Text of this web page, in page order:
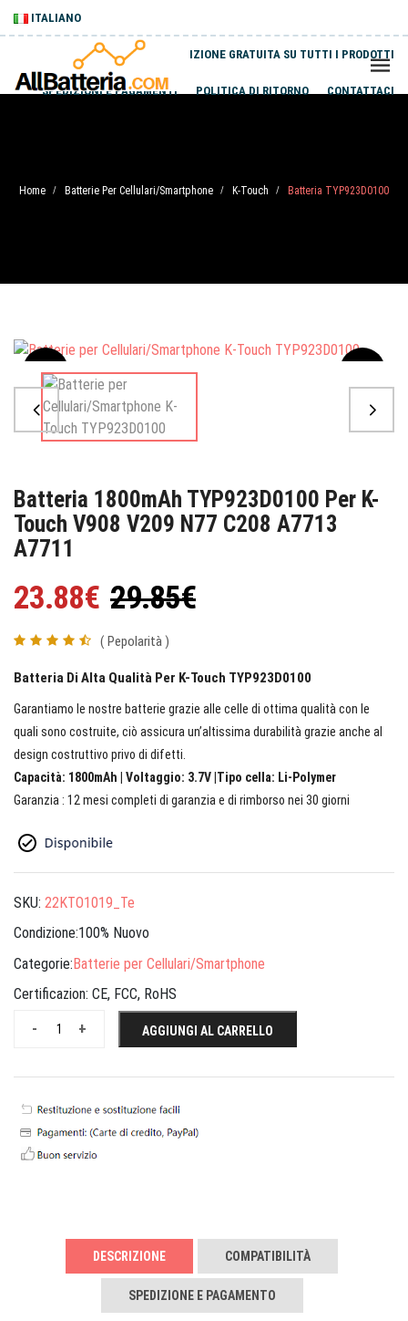
ITALIANO
SPEDIZIONE GRATUITA SU TUTTI I PRODOTTI
SPEDIZIONI E PAGAMENTI POLITICA DI RITORNO CONTATTACI
Home / Batterie Per Cellulari/Smartphone / K-Touch / Batteria TYP923D0100
Sale
Batteria 1800mAh TYP923D0100 Per K-
Touch V908 V209 N77 C208 A7713
A7711
23.88€ 29.85€
( Pepolarità )
Batteria Di Alta Qualità Per K-Touch TYP923D0100
Garantiamo le nostre batterie grazie alle celle di ottima qualità con le
quali sono costruite, ciò assicura un’altissima durabilità grazie anche al
design costruttivo privo di difetti.
Capacità: 1800mAh | Voltaggio: 3.7V |Tipo cella: Li-Polymer
Garanzia : 12 mesi completi di garanzia e di rimborso nei 30 giorni
SKU: 22KTO1019_Te
Condizione:100% Nuovo
Categorie:Batterie per Cellulari/Smartphone
Certificazion: CE, FCC, RoHS
+
- AGGIUNGI AL CARRELLO
DESCRIZIONE COMPATIBILITÀ
SPEDIZIONE E PAGAMENTO